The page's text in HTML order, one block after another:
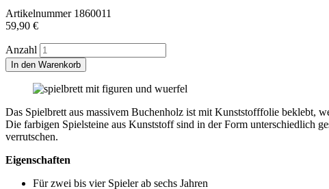
Artikelnummer 1860011
59,90 €
Anzahl
In den Warenkorb
Das Spielbrett aus massivem Buchenholz ist mit Kunststofffolie beklebt,
Die farbigen Spielsteine aus Kunststoff sind in der Form unterschiedlich
verrutschen.
Eigenschaften
Für zwei bis vier Spieler ab sechs Jahren